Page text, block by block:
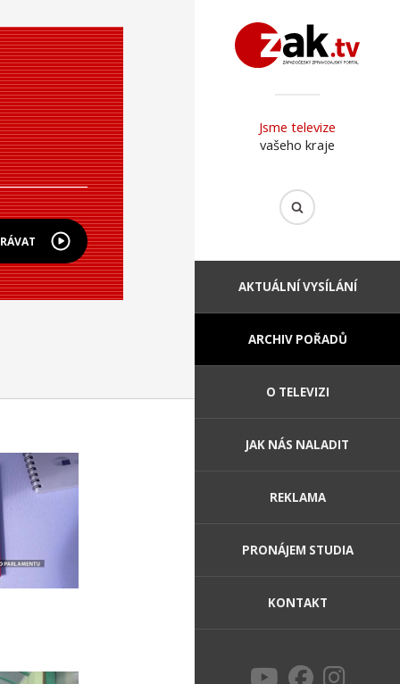
Jsme televize
vašeho kraje
AKTUÁLNÍ VYSÍLÁNÍ
ARCHIV POŘADŮ
O TELEVIZI
JAK NÁS NALADIT
REKLAMA
PRONÁJEM STUDIA
KONTAKT